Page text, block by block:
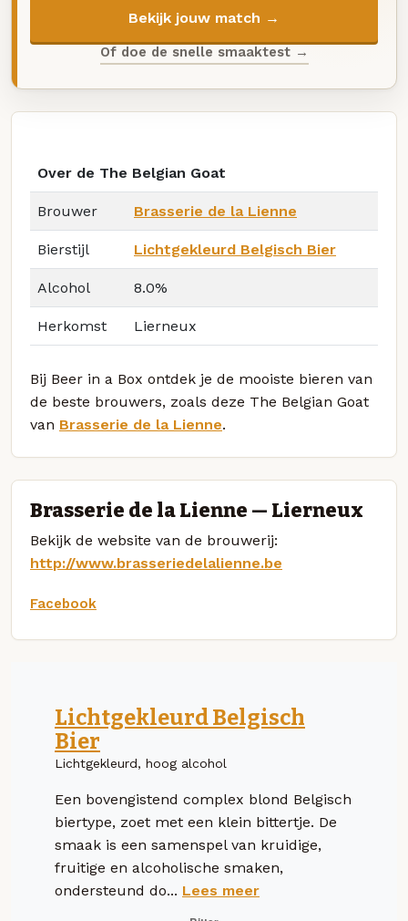
Bekijk jouw match →
Of doe de snelle smaaktest →
Over de The Belgian Goat
Brouwer Brasserie de la Lienne
Bierstijl Lichtgekleurd Belgisch Bier
Alcohol 8.0%
Herkomst Lierneux
Bij Beer in a Box ontdek je de mooiste bieren van
de beste brouwers, zoals deze The Belgian Goat
van Brasserie de la Lienne.
Brasserie de la Lienne — Lierneux
Bekijk de website van de brouwerij:
http://www.brasseriedelalienne.be
Facebook
Lichtgekleurd Belgisch
Bier
Lichtgekleurd, hoog alcohol
Een bovengistend complex blond Belgisch
biertype, zoet met een klein bittertje. De
smaak is een samenspel van kruidige,
fruitige en alcoholische smaken,
ondersteund do... Lees meer